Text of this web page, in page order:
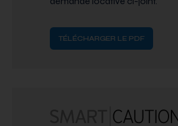
TÉLÉCHARGER LE PDF